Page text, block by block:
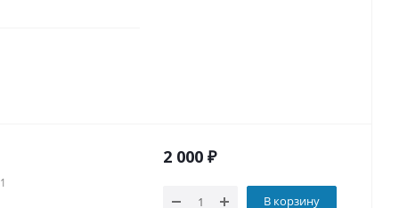
2 000 ₽
В корзину